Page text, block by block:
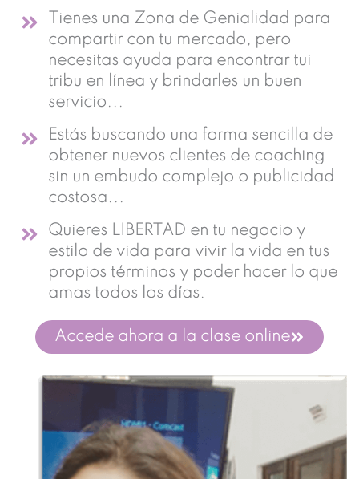
Tienes una Zona de Genialidad para
compartir con tu mercado, pero
necesitas ayuda para encontrar tui
tribu en línea y brindarles un buen
servicio...
Estás buscando una forma sencilla de
obtener nuevos clientes de coaching
sin un embudo complejo o publicidad
costosa...
Quieres LIBERTAD en tu negocio y
estilo de vida para vivir la vida en tus
propios términos y poder hacer lo que
amas todos los días.
Accede ahora a la clase online